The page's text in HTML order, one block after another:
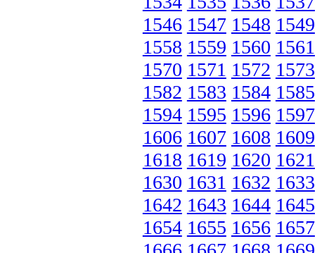
1546 1547 1548 1549
1558 1559 1560 1561
1570 1571 1572 1573
1582 1583 1584 1585
1594 1595 1596 1597
1606 1607 1608 1609
1618 1619 1620 1621
1630 1631 1632 1633
1642 1643 1644 1645
1654 1655 1656 1657